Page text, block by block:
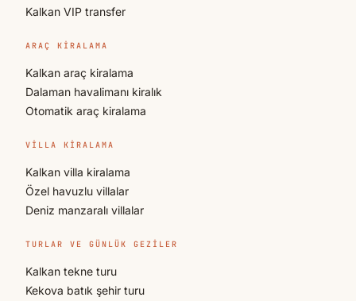
Kalkan VIP transfer
ARAÇ KIRALAMA
Kalkan araç kiralama
Dalaman havalimanı kiralık
Otomatik araç kiralama
VILLA KIRALAMA
Kalkan villa kiralama
Özel havuzlu villalar
Deniz manzaralı villalar
TURLAR VE GÜNLÜK GEZILER
Kalkan tekne turu
Kekova batık şehir turu